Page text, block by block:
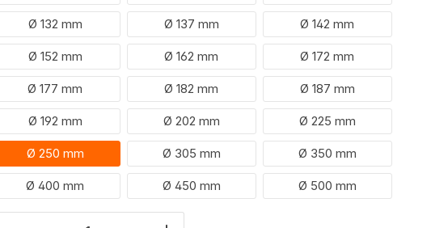
Ø 132 mm Ø 137 mm Ø 142 mm
Ø 152 mm Ø 162 mm Ø 172 mm
Ø 177 mm Ø 182 mm Ø 187 mm
Ø 192 mm Ø 202 mm Ø 225 mm
Ø 250 mm Ø 305 mm Ø 350 mm
Ø 400 mm Ø 450 mm Ø 500 mm